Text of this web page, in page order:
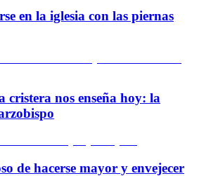
en la iglesia con las piernas
cristera nos enseña hoy: la
de hacerse mayor y envejecer